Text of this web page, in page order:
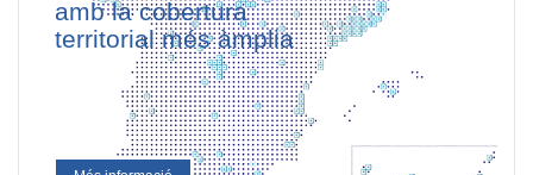
amb la cobertura
territorial més àmplia